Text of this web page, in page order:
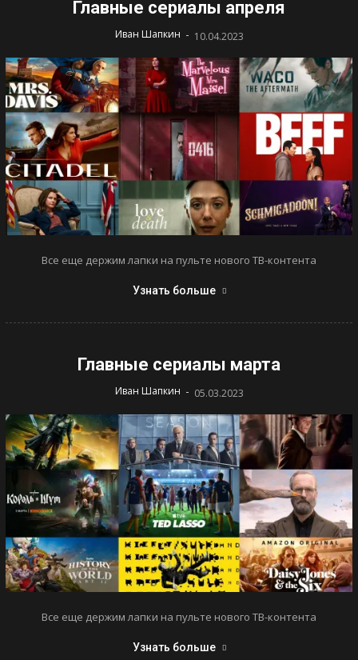
Главные сериалы апреля
Иван Шапкин - 10.04.2023
Все еще держим лапки на пульте нового ТВ-контента
Узнать больше
Главные сериалы марта
Иван Шапкин - 05.03.2023
Все еще держим лапки на пульте нового ТВ-контента
Узнать больше